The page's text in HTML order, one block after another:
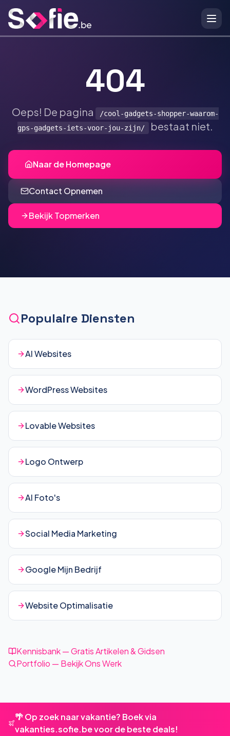
404
Oeps! De pagina
/cool-gadgets-shopper-waarom-
gps-gadgets-iets-voor-jou-zijn/ bestaat niet.
Naar de Homepage
Contact Opnemen
Bekijk Topmerken
Populaire Diensten
AI Websites
WordPress Websites
Lovable Websites
Logo Ontwerp
AI Foto's
Social Media Marketing
Google Mijn Bedrijf
Website Optimalisatie
Kennisbank — Gratis Artikelen & Gidsen
Portfolio — Bekijk Ons Werk
🌴 Op zoek naar vakantie? Boek via
vakanties.sofie.be voor de beste deals!